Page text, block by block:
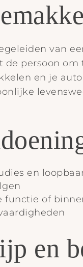
van
persoon
en je
en
functie of
en